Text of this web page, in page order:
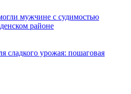
мужчине с судимостью
районе
сладкого урожая: пошаговая